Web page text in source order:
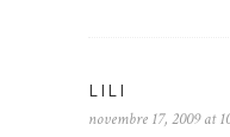
LILI
novembre 17, 2009 at